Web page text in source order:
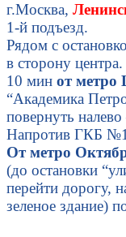
г.Москва,
1-й подъезд.
Рядом с
в сторону центра.
10 мин от метро
“Академика
повернуть
Напротив ГКБ
От метро
(до остановки
перейти дорогу,
зеленое здание)